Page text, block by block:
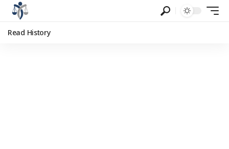
Read History